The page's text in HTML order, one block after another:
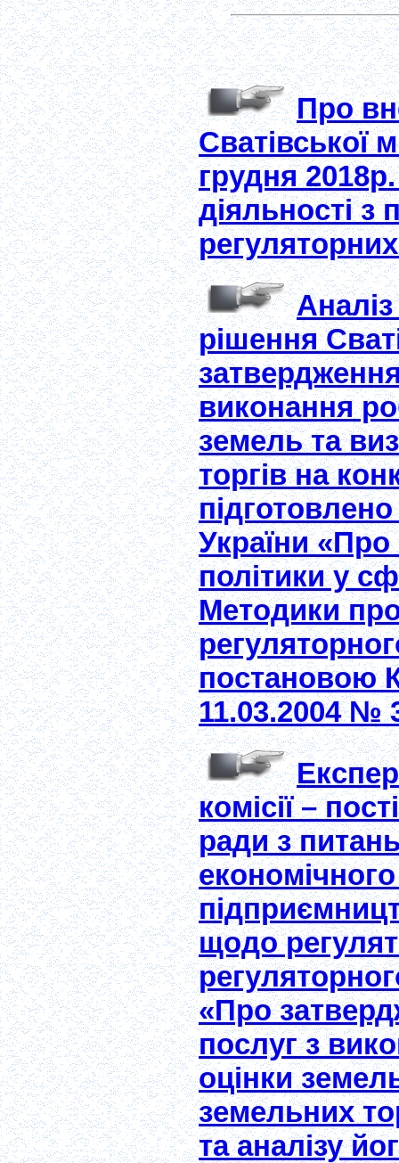
Про
Сватівської
грудня
діяльності з
регуляторних
рішення
виконання
земель та
торгів на
України «Про
політики у
Методики
постановою
11.03.2004 №
комісії –
ради з
щодо
«Про
послуг з
оцінки
земельних
та аналізу